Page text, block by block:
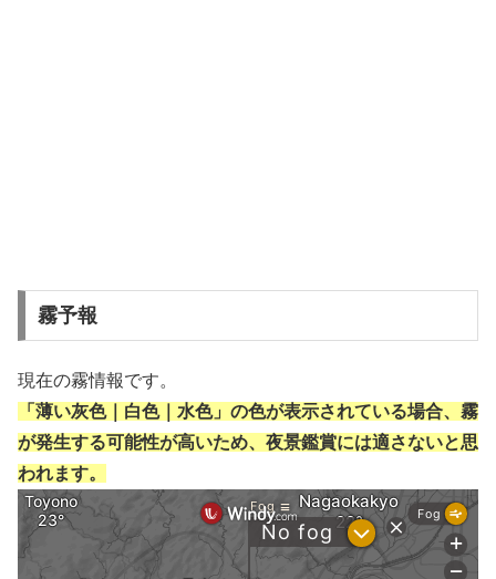
霧予報
現在の霧情報です。
「薄い灰色｜白色｜水色」の色が表示されている場合、霧
が発生する可能性が高いため、夜景鑑賞には適さないと思
われます。